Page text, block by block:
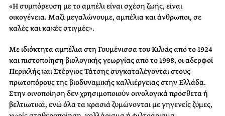
«Η συμπόρευση με το αμπέλι είναι σχέση ζωής, είναι
οικογένεια. Μαζί μεγαλώνουμε, αμπέλια και άνθρωποι, σε
καλές και κακές στιγμές».
Με ιδιόκτητα αμπέλια στη Γουμένισσα του Κιλκίς από το 1924
και πιστοποίηση βιολογικής γεωργίας από το 1998, οι αδερφοί
Περικλής και Στέργιος Τάτσης συγκαταλέγονται στους
πρωτοπόρους της βιοδυναμικής καλλιέργειας στην Ελλάδα.
Στην οινοποίηση δεν χρησιμοποιούν οινολογικά πρόσθετα ή
βελτιωτικά, ενώ όλα τα κρασιά ζυμώνονται με γηγενείς ζύμες,